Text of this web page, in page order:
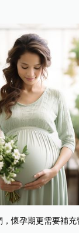
懷孕期更需要補充